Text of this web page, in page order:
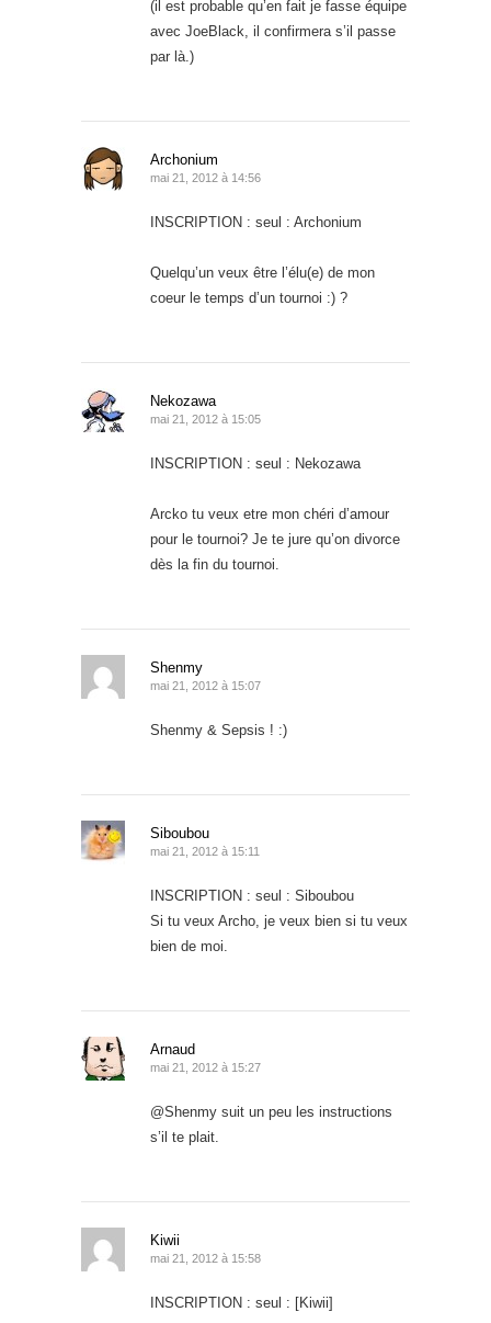
(il est probable qu’en fait je fasse équipe
avec JoeBlack, il confirmera s’il passe
par là.)
Archonium
mai 21, 2012 à 14:56
INSCRIPTION : seul : Archonium
Quelqu’un veux être l’élu(e) de mon
coeur le temps d’un tournoi :) ?
Nekozawa
mai 21, 2012 à 15:05
INSCRIPTION : seul : Nekozawa
Arcko tu veux etre mon chéri d’amour
pour le tournoi? Je te jure qu’on divorce
dès la fin du tournoi.
Shenmy
mai 21, 2012 à 15:07
Shenmy & Sepsis ! :)
Siboubou
mai 21, 2012 à 15:11
INSCRIPTION : seul : Siboubou
Si tu veux Archo, je veux bien si tu veux
bien de moi.
Arnaud
mai 21, 2012 à 15:27
@Shenmy suit un peu les instructions
s’il te plait.
Kiwii
mai 21, 2012 à 15:58
INSCRIPTION : seul : [Kiwii]